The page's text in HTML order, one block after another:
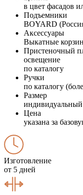
в цвет фасадов
Подъемники
BOYARD
Аксессуары
Выкатные
Пристеночный
освещение
по каталогу
Ручки
по каталогу
Размер
индивидуальный
Цена
указана за
Изготовление
от 5 дней